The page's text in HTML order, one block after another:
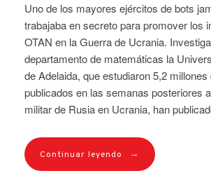
Uno de los mayores ejércitos de bots
trabajaba en secreto para promover los
OTAN en la Guerra de Ucrania.
departamento de matemáticas la
de Adelaida, que estudiaron 5,2
publicados en las semanas posteriores
militar de Rusia en Ucrania, han
Continuar leyendo →